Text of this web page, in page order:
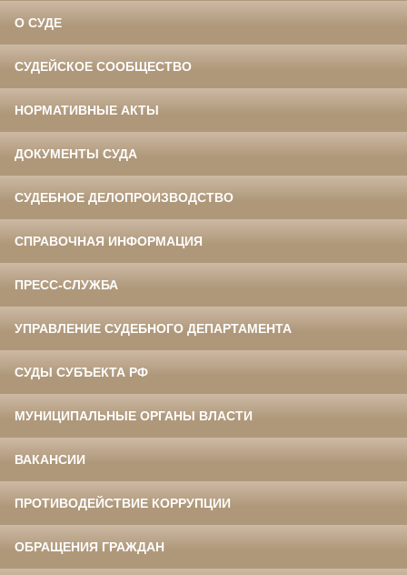
О СУДЕ
СУДЕЙСКОЕ СООБЩЕСТВО
НОРМАТИВНЫЕ АКТЫ
ДОКУМЕНТЫ СУДА
СУДЕБНОЕ ДЕЛОПРОИЗВОДСТВО
СПРАВОЧНАЯ ИНФОРМАЦИЯ
ПРЕСС-СЛУЖБА
УПРАВЛЕНИЕ СУДЕБНОГО ДЕПАРТАМЕНТА
СУДЫ СУБЪЕКТА РФ
МУНИЦИПАЛЬНЫЕ ОРГАНЫ ВЛАСТИ
ВАКАНСИИ
ПРОТИВОДЕЙСТВИЕ КОРРУПЦИИ
ОБРАЩЕНИЯ ГРАЖДАН